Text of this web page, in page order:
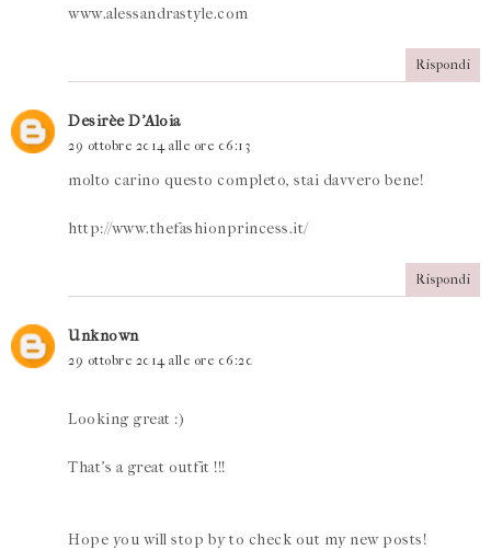
www.alessandrastyle.com
Rispondi
Desirèe D'Aloia
29 ottobre 2014 alle ore 06:13
molto carino questo completo, stai davvero bene!
http://www.thefashionprincess.it/
Rispondi
Unknown
29 ottobre 2014 alle ore 06:20
Looking great :)
That's a great outfit !!!
Hope you will stop by to check out my new posts!